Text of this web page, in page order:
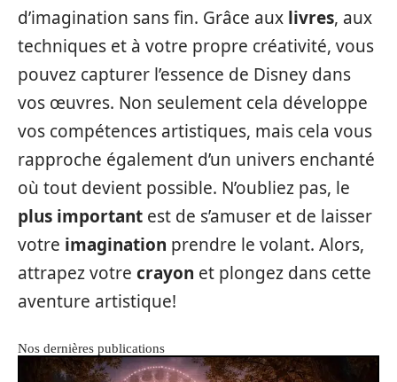
d’imagination sans fin. Grâce aux livres, aux
techniques et à votre propre créativité, vous
pouvez capturer l’essence de Disney dans
vos œuvres. Non seulement cela développe
vos compétences artistiques, mais cela vous
rapproche également d’un univers enchanté
où tout devient possible. N’oubliez pas, le
plus important est de s’amuser et de laisser
votre imagination prendre le volant. Alors,
attrapez votre crayon et plongez dans cette
aventure artistique!
Nos dernières publications